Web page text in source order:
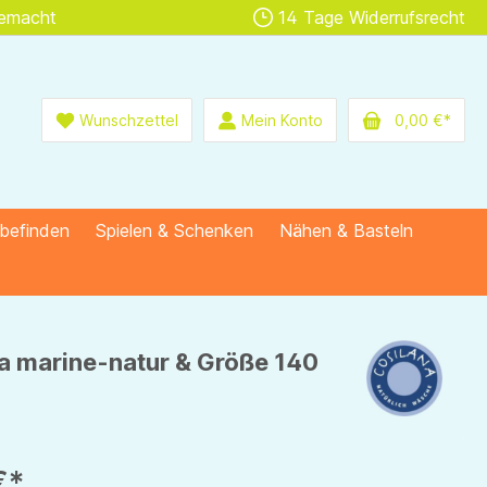
14 Tage Widerrufsrecht
Wunschzettel Mein Konto 0,00 €*
Spielen & Schenken
Nähen & Basteln
marine-natur & Größe 140